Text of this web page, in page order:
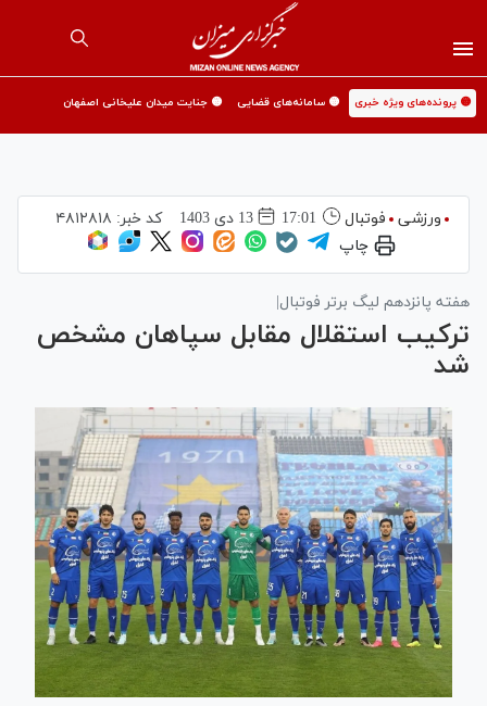
🟡 پرونده‌های ویژه خبری 🟡 سامانه‌های قضایی 🟡 جنایت میدان علیخانی اصفهان
ورزشی فوتبال 17:01 13 دی 1403 کد خبر: ۴۸۱۲۸۱۸
چاپ
هفته پانزدهم لیگ برتر فوتبال|
ترکیب استقلال مقابل سپاهان مشخص
شد